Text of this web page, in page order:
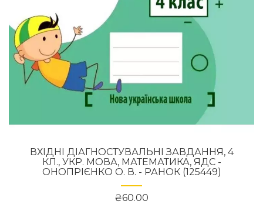
ВХІДНІ ДІАГНОСТУВАЛЬНІ ЗАВДАННЯ, 4
КЛ., УКР. МОВА, МАТЕМАТИКА, ЯДС -
ОНОПРІЄНКО О. В. - РАНОК (125449)
₴60.00